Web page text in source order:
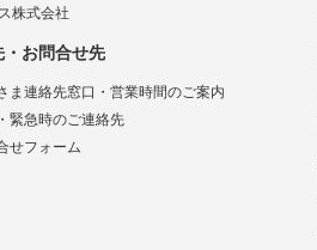
株式会社
・お問合せ先
ま連絡先窓口・営業時間のご案内
緊急時のご連絡先
せフォーム